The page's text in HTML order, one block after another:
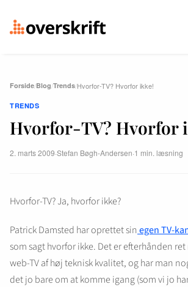
Forside/Blog/Trends/Hvorfor-TV? Hvorfor ikke!
TRENDS
Hvorfor-TV? Hvorfor
2. marts 2009·Stefan Bøgh-Andersen·1 min. læsning
Hvorfor-TV? Ja, hvorfor ikke?
Patrick Damsted har oprettet sinegen TV-
som sagt hvorfor ikke. Det er efterhånden
web-TV af høj teknisk kvalitet, og har man
det jo bare om at komme igang (som vi jo